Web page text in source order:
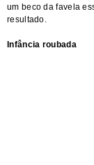
um beco da favela
resultado.
Infância roubada